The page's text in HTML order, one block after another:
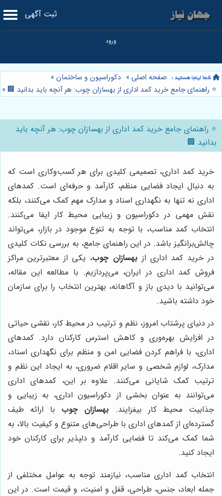
ثبت آگهی
صفحه اصلی » دکوراسیون و ساختمان »
⭐️ راهنمای جامع خرید کمد اداری از بهسازان چوب: هر آنچه باید بدانید 🏢 »
⭐️ راهنمای جامع خرید کمد اداری از بهسازان چوب: هر آنچه باید
بدانید 🏢
خرید کمد اداری، تصمیمی کلیدی برای هر کسب‌وکاری است که
به دنبال ایجاد فضایی منظم، کارآمد و حرفه‌ای است. کمدهای
اداری نه تنها به نگهداری اسناد و مدارک مهم کمک می‌کنند، بلکه
نقش مهمی در دکوراسیون و زیبایی محیط کار ایفا می‌کنند.
انتخاب کمد مناسب، با توجه به تنوع موجود در بازار، می‌تواند
چالش‌برانگیز باشد. در این راهنمای جامع، به بررسی نکات کلیدی
در خرید کمد اداری از بهسازان چوب، یکی از معتبرترین مراکز
فروش کمد اداری در ایران، می‌پردازیم. با مطالعه این مقاله،
می‌توانید با دیدی باز و آگاهانه، بهترین انتخاب را برای سازمان
خود داشته باشید.
در دنیای پرشتاب امروز، نظم و ترتیب در محیط کار، نقشی حیاتی
در افزایش بهره‌وری و کاهش استرس کارکنان دارد. کمدهای
اداری، با فراهم کردن فضایی امن و منظم برای نگهداری اسناد،
مدارک، لوازم شخصی و سایر اقلام ضروری، به ایجاد این نظم و
ترتیب کمک شایانی می‌کنند. علاوه بر این، کمدهای اداری
می‌توانند به عنوان بخشی از دکوراسیون اداری، به زیبایی و
جذابیت محیط کار بیفزایند. بهسازان چوب با ارائه طیف
گسترده‌ای از کمدهای اداری با طراحی‌های متنوع و کیفیت بالا، به
شما کمک می‌کند تا فضایی کارآمد و دلپذیر برای کارکنان خود
ایجاد کنید.
انتخاب کمد اداری مناسب، نیازمند توجه به عوامل مختلفی از
جمله ابعاد، جنس، طراحی، قفل و امنیت، و قیمت است. در این